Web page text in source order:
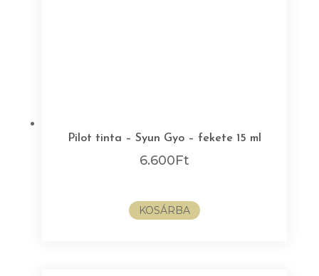
Pilot tinta – Syun Gyo – fekete 15 ml
6.600Ft
KOSÁRBA